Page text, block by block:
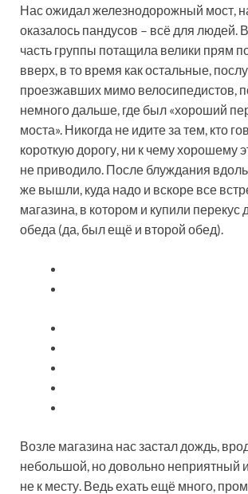
Нас ожидал железнодорожный мост,
оказалось пандусов – всё для людей.
часть группы потащила велики прям
вверх, в то время как остальные,
проезжавших мимо велосипедистов,
немного дальше, где был «хороший
моста». Никогда не идите за тем, кто
короткую дорогу, ни к чему хорошему
не приводило. После блуждания
же вышли, куда надо и вскоре все
магазина, в котором и купили перекус
обеда (да, был ещё и второй обед).
Возле магазина нас застал дождь,
небольшой, но довольно неприятный
не к месту. Ведь ехать ещё много,